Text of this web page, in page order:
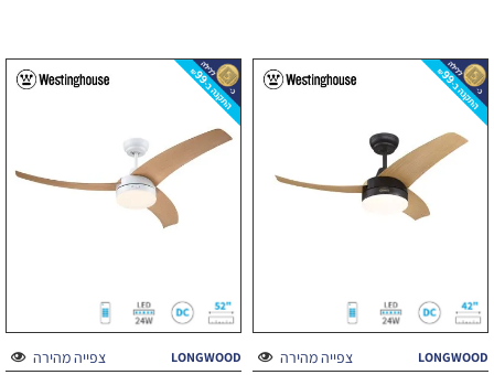
צפייה מהירה LONGWOOD צפייה מהירה LONGWOOD